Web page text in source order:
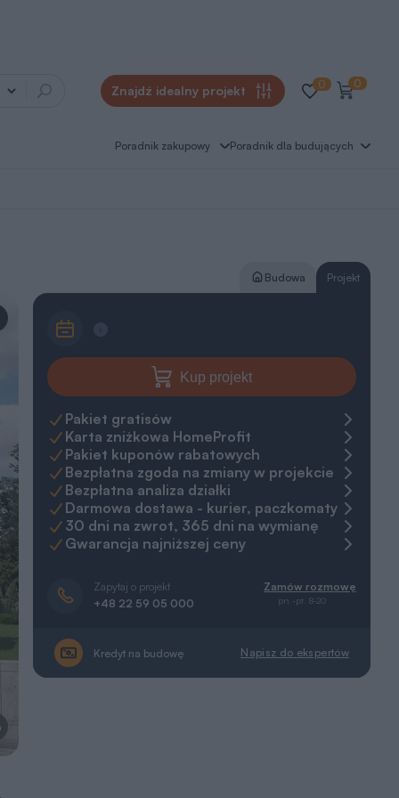
Znajdź idealny projekt 0 0
Poradnik zakupowy Poradnik dla budujących
Budowa Projekt
Kup projekt
Pakiet gratisów
Karta zniżkowa HomeProfit
Pakiet kuponów rabatowych
Bezpłatna zgoda na zmiany w projekcie
Bezpłatna analiza działki
Darmowa dostawa - kurier, paczkomaty
30 dni na zwrot, 365 dni na wymianę
Gwarancja najniższej ceny
Zapytaj o projekt
+48 22 59 05 000
Zamów rozmowę
pn.-pt. 8-20
Kredyt na budowę Napisz do ekspertów